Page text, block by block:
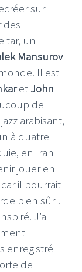
sur
des
tar, un
Mansurov
Il est
etJohn
de
arabisant,
à quatre
en Iran
jouer en
il pourrait
bien sûr !
J’ai
enregistré
de